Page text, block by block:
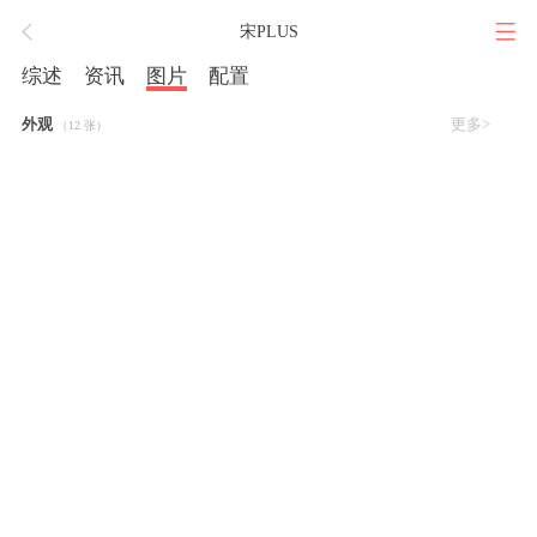
宋PLUS
综述 资讯 图片 配置
外观（12 张） 更多>